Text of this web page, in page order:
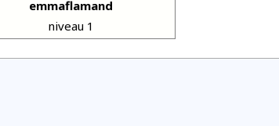
emmaflamand
niveau 1